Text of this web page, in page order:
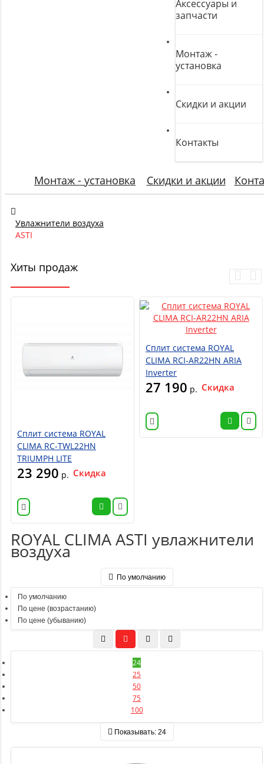
Аксессуары и
запчасти
Монтаж -
установка
Скидки и акции
Контакты
Монтаж - установка Скидки и акции
Увлажнители воздуха
ASTI
Хиты продаж
Сплит система ROYAL
CLIMA RC-TWL22HN
TRIUMPH LITE
23 290 р. Скидка
Сплит система ROYAL
CLIMA RCI-AR22HN ARIA
Inverter
27 190 р. Скидка
ROYAL CLIMA ASTI увлажнители
воздуха
По умолчанию
По умолчанию
По цене (возрастанию)
По цене (убыванию)
24
25
50
75
100
Показывать: 24